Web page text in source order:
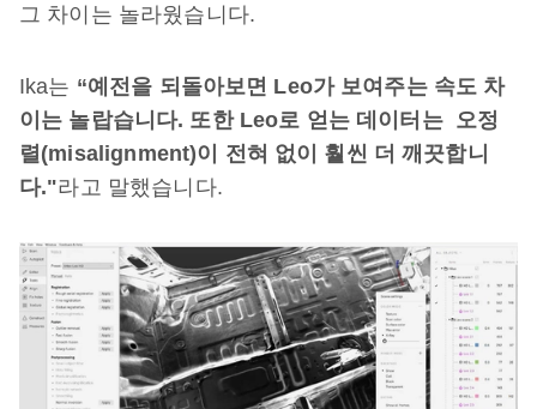
그 차이는 놀라웠습니다.
Ika는 “예전을 되돌아보면 Leo가 보여주는 속도 차
이는 놀랍습니다. 또한 Leo로 얻는 데이터는 오정
렬(misalignment)이 전혀 없이 훨씬 더 깨끗합니
다."라고 말했습니다.